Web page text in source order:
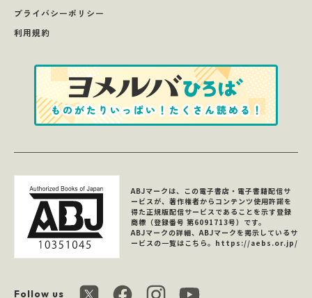
プライバシーポリシー
利用規約
Follow us
ABJマークは、この電子書店・電子書籍配信サ
ービスが、著作権者からコンテンツ使用許諾を
得た正規版配信サービスであることを示す登録
商標（登録番号 第6091713号）です。
ABJマークの詳細、ABJマークを掲示しているサ
ービスの一覧はこちら。 https://aebs.or.jp/